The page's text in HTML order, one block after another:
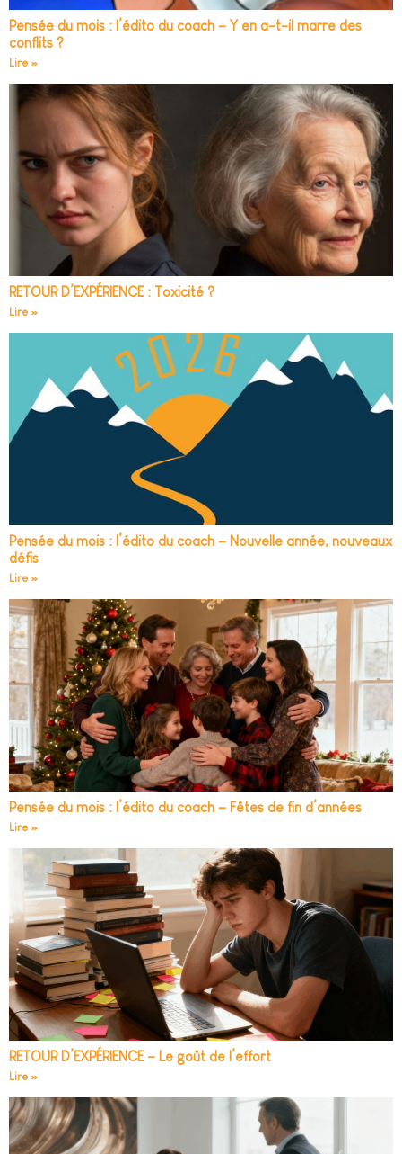
Pensée du mois : l’édito du coach – Y en a-t-il marre des
conflits ?
Lire »
RETOUR D’EXPÉRIENCE : Toxicité ?
Lire »
Pensée du mois : l’édito du coach – Nouvelle année, nouveaux
défis
Lire »
Pensée du mois : l’édito du coach – Fêtes de fin d’années
Lire »
RETOUR D’EXPÉRIENCE – Le goût de l’effort
Lire »